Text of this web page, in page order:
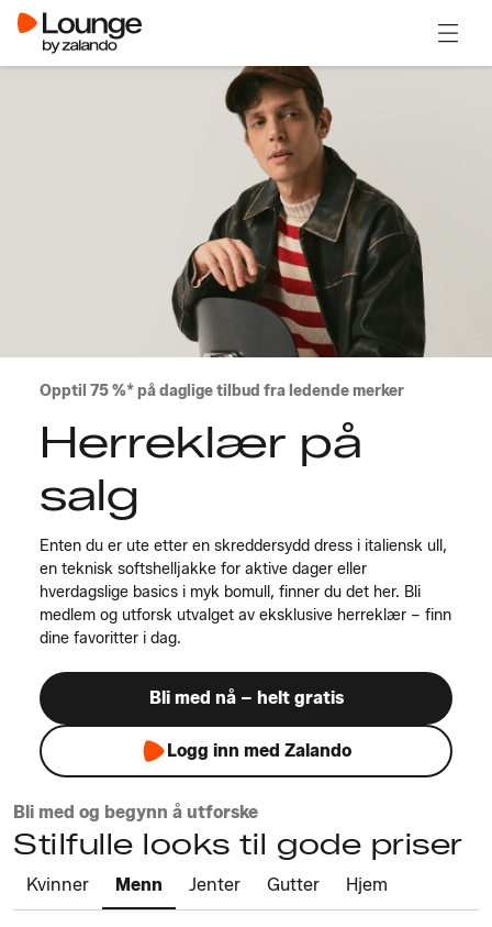
Opptil 75 %* på daglige tilbud fra ledende merker
Herreklær på
salg
Enten du er ute etter en skreddersydd dress i italiensk ull,
en teknisk softshelljakke for aktive dager eller
hverdagslige basics i myk bomull, finner du det her. Bli
medlem og utforsk utvalget av eksklusive herreklær – finn
dine favoritter i dag.
Bli med nå – helt gratis
Logg inn med Zalando
Bli med og begynn å utforske
Stilfulle looks til gode priser
Kvinner Menn Jenter Gutter Hjem